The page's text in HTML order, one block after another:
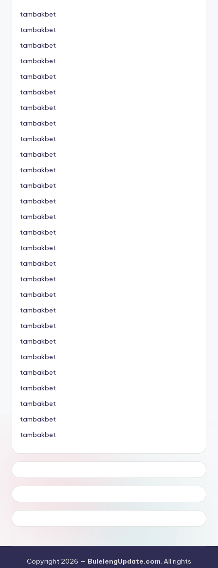
tambakbet
tambakbet
tambakbet
tambakbet
tambakbet
tambakbet
tambakbet
tambakbet
tambakbet
tambakbet
tambakbet
tambakbet
tambakbet
tambakbet
tambakbet
tambakbet
tambakbet
tambakbet
tambakbet
tambakbet
tambakbet
tambakbet
tambakbet
tambakbet
tambakbet
tambakbet
tambakbet
tambakbet
Copyright 2026 — BulelengUpdate.com. All rights